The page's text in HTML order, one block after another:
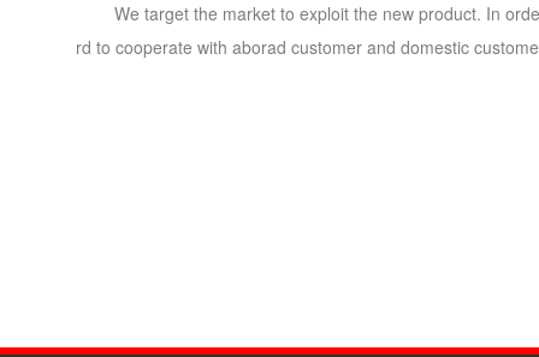
We target the market to exploit the new product. In
rd to cooperate with aborad customer and domestic